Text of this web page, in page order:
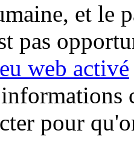
et le
pas
web activé
pour